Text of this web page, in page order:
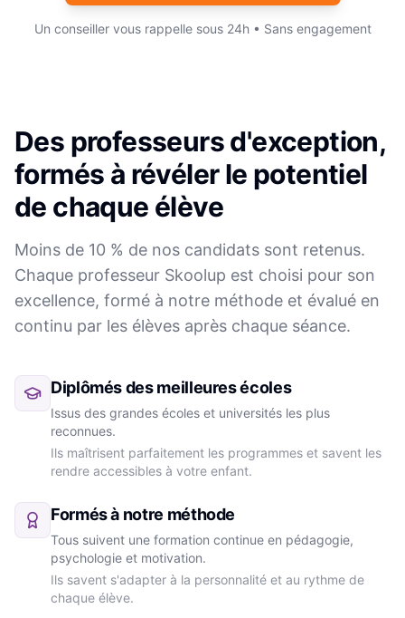
Un conseiller vous rappelle sous 24h • Sans engagement
Des professeurs d'exception,
formés à révéler le potentiel
de chaque élève
Moins de 10 % de nos candidats sont retenus.
Chaque professeur Skoolup est choisi pour son
excellence, formé à notre méthode et évalué en
continu par les élèves après chaque séance.
Diplômés des meilleures écoles
Issus des grandes écoles et universités les plus
reconnues.
Ils maîtrisent parfaitement les programmes et savent les
rendre accessibles à votre enfant.
Formés à notre méthode
Tous suivent une formation continue en pédagogie,
psychologie et motivation.
Ils savent s'adapter à la personnalité et au rythme de
chaque élève.